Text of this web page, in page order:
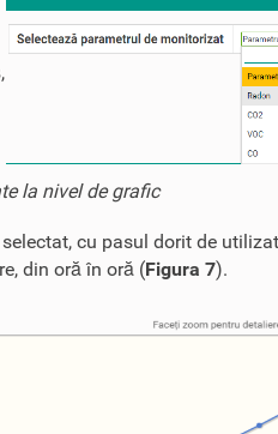
la nivel de grafic
cu pasul dorit de
din oră în oră (Figura 7).